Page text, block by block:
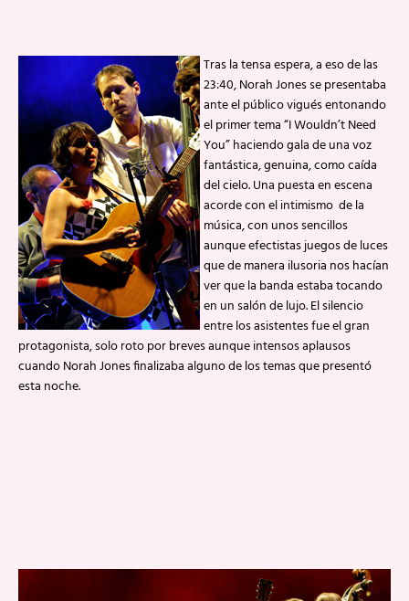
Tras la tensa espera, a eso de las
23:40, Norah Jones se presentaba
ante el público vigués entonando
el primer tema “I Wouldn’t Need
You” haciendo gala de una voz
fantástica, genuina, como caída
del cielo. Una puesta en escena
acorde con el intimismo de la
música, con unos sencillos
aunque efectistas juegos de luces
que de manera ilusoria nos hacían
ver que la banda estaba tocando
en un salón de lujo. El silencio
entre los asistentes fue el gran
protagonista, solo roto por breves aunque intensos aplausos
cuando Norah Jones finalizaba alguno de los temas que presentó
esta noche.